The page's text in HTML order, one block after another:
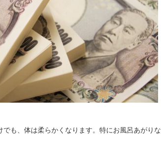
も、体は柔らかくなります。特にお風呂あがりな